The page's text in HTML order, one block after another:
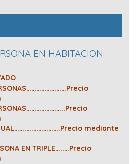
EN HABITACION
mediante
EN TRIPLE…..…Precio